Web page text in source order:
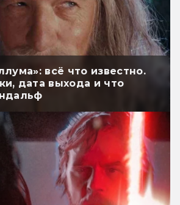
всё что известно.
дата выхода и что